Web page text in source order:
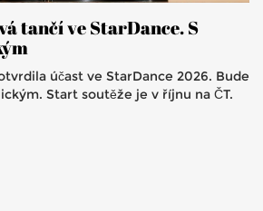
tančí ve StarDance. S
účast ve StarDance 2026. Bude
Start soutěže je v říjnu na ČT.